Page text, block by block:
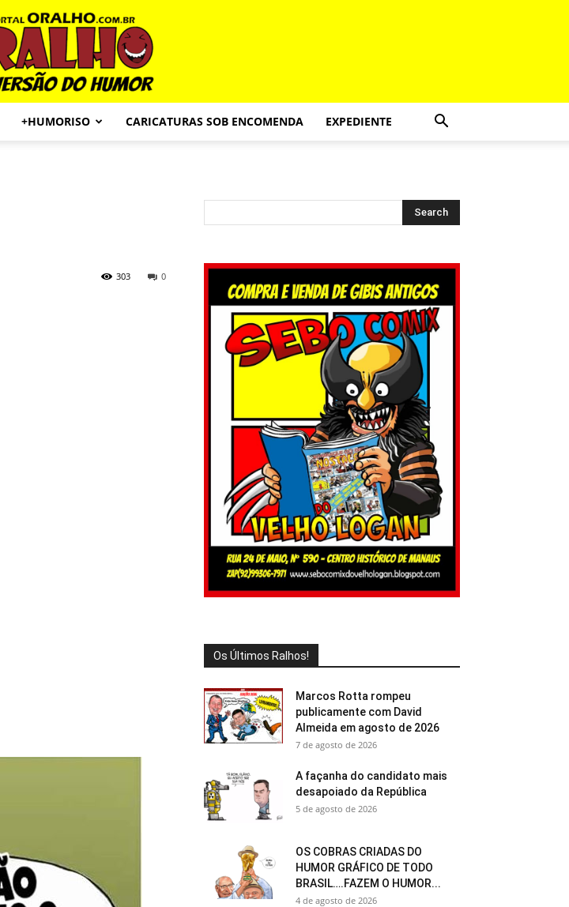
+HUMORISO CARICATURAS SOB ENCOMENDA EXPEDIENTE
0
303
Os Últimos Ralhos!
Marcos Rotta rompeu
publicamente com David
Almeida em agosto de 2026
7 de agosto de 2026
A façanha do candidato mais
desapoiado da República
5 de agosto de 2026
OS COBRAS CRIADAS DO
HUMOR GRÁFICO DE TODO
BRASIL….FAZEM O HUMOR...
4 de agosto de 2026